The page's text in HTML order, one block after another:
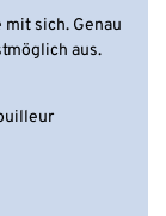
sich. Genau
aus.